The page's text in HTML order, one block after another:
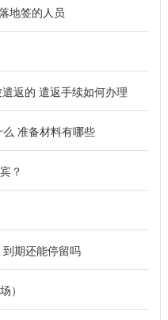
地签的人员
返的 遣返手续如何办理
准备材料有哪些
？
期还能停留吗
）